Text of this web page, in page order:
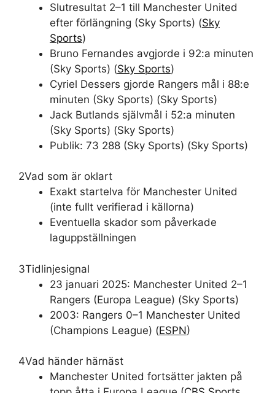
Slutresultat 2–1 till Manchester United
efter förlängning (Sky Sports) (Sky
Sports)
Bruno Fernandes avgjorde i 92:a minuten
(Sky Sports) (Sky Sports)
Cyriel Dessers gjorde Rangers mål i 88:e
minuten (Sky Sports) (Sky Sports)
Jack Butlands självmål i 52:a minuten
(Sky Sports) (Sky Sports)
Publik: 73 288 (Sky Sports) (Sky Sports)
2Vad som är oklart
Exakt startelva för Manchester United
(inte fullt verifierad i källorna)
Eventuella skador som påverkade
laguppställningen
3Tidlinjesignal
23 januari 2025: Manchester United 2–1
Rangers (Europa League) (Sky Sports)
2003: Rangers 0–1 Manchester United
(Champions League) (ESPN)
4Vad händer härnäst
Manchester United fortsätter jakten på